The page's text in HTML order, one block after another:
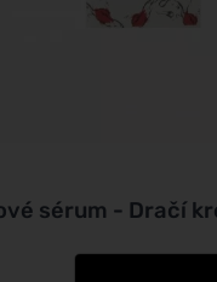
sérum - Dračí